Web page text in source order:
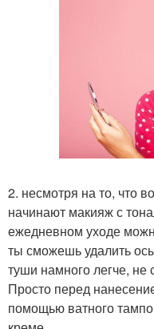
2. несмотря на то, что
начинают макияж с
ежедневном уходе
ты сможешь удалить
туши намного легче,
Просто перед
помощью ватного